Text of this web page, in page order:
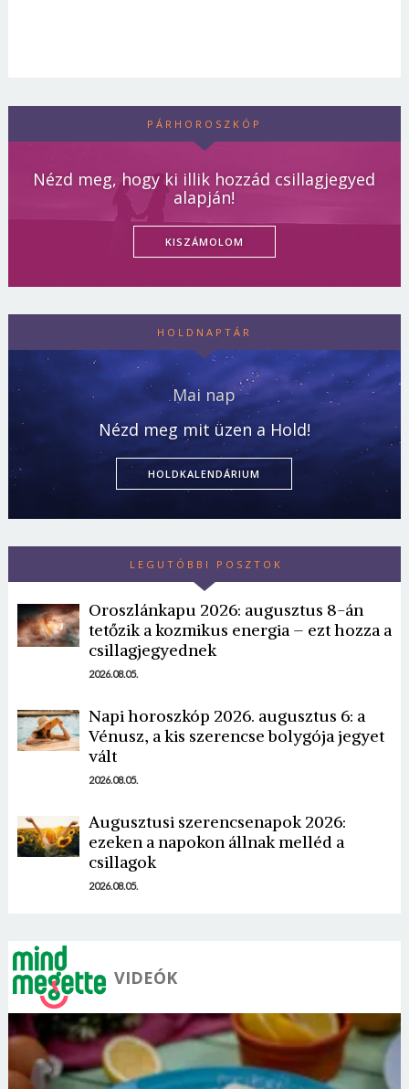
PÁRHOROSZKÓP
Nézd meg, hogy ki illik hozzád csillagjegyed
alapján!
KISZÁMOLOM
HOLDNAPTÁR
Mai nap
Nézd meg mit üzen a Hold!
HOLDKALENDÁRIUM
LEGUTÓBBI POSZTOK
Oroszlánkapu 2026: augusztus 8-án
tetőzik a kozmikus energia – ezt hozza a
csillagjegyednek
2026.08.05.
Napi horoszkóp 2026. augusztus 6: a
Vénusz, a kis szerencse bolygója jegyet
vált
2026.08.05.
Augusztusi szerencsenapok 2026:
ezeken a napokon állnak melléd a
csillagok
2026.08.05.
VIDEÓK